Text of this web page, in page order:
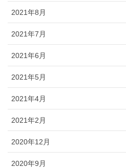
2021年8月
2021年7月
2021年6月
2021年5月
2021年4月
2021年2月
2020年12月
2020年9月